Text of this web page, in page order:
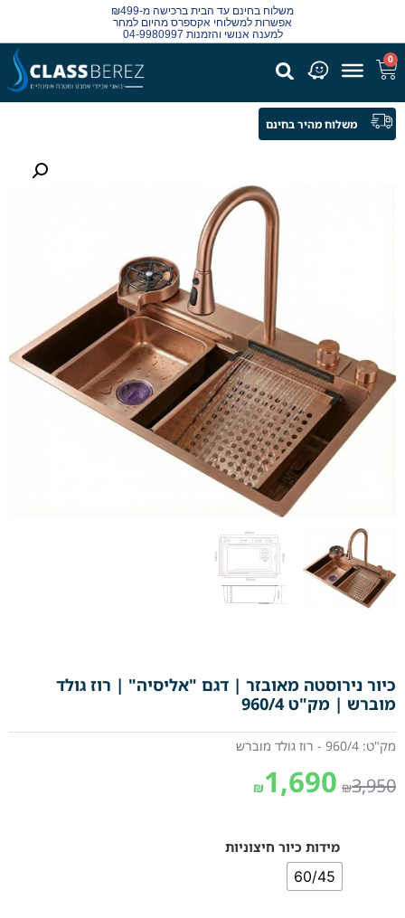
משלוח בחינם עד הבית ברכישה מ-₪499
אפשרות למשלוחי אקספרס מהיום למחר
למענה אנושי והזמנות 04-9980997
0
כיור נירוסטה מאובזר | דגם "אליסיה" | רוז גולד
מוברש | מק"ט 960/4
מק"ט: 960/4 - רוז גולד מוברש
₪3,950
₪1,690
מידות כיור חיצוניות
60/45
משלוח מהיר בחינם